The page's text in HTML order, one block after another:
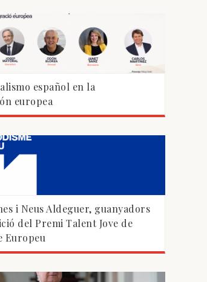
español en la
europea
i Neus Aldeguer, guanyadors
del Premi Talent Jove de
Europeu